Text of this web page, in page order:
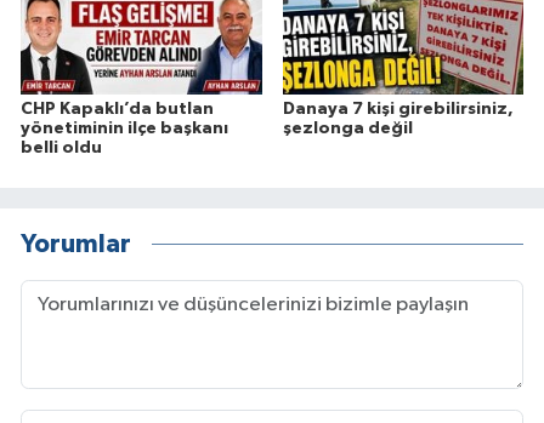
CHP Kapaklı’da butlan
yönetiminin ilçe başkanı
belli oldu
Danaya 7 kişi girebilirsiniz,
şezlonga değil
Yorumlar